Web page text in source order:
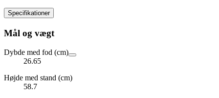
Specifikationer
Mål og vægt
Dybde med fod (cm)
26.65
Højde med stand (cm)
58.7